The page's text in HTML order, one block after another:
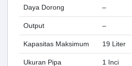
Daya Dorong –
Output –
Kapasitas Maksimum 19 Liter
Ukuran Pipa 1 Inci